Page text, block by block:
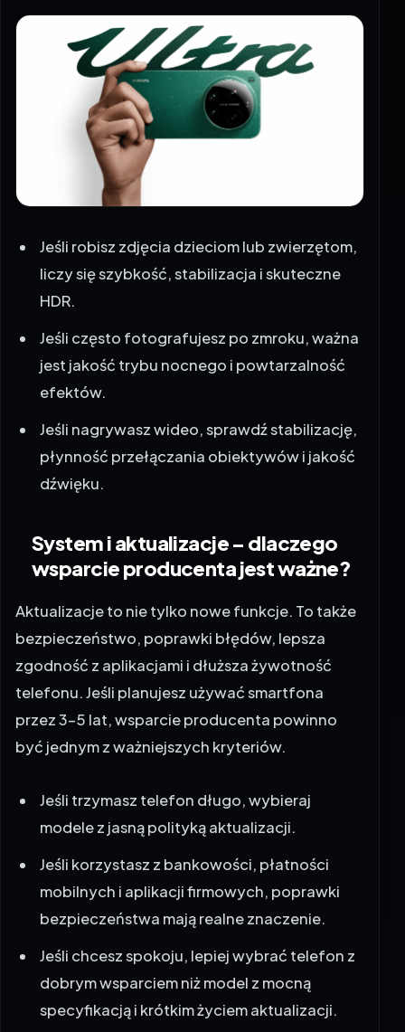
Jeśli robisz zdjęcia dzieciom lub zwierzętom,
liczy się szybkość, stabilizacja i skuteczne
HDR.
Jeśli często fotografujesz po zmroku, ważna
jest jakość trybu nocnego i powtarzalność
efektów.
Jeśli nagrywasz wideo, sprawdź stabilizację,
płynność przełączania obiektywów i jakość
dźwięku.
System i aktualizacje – dlaczego
wsparcie producenta jest ważne?
Aktualizacje to nie tylko nowe funkcje. To także
bezpieczeństwo, poprawki błędów, lepsza
zgodność z aplikacjami i dłuższa żywotność
telefonu. Jeśli planujesz używać smartfona
przez 3–5 lat, wsparcie producenta powinno
być jednym z ważniejszych kryteriów.
Jeśli trzymasz telefon długo, wybieraj
modele z jasną polityką aktualizacji.
Jeśli korzystasz z bankowości, płatności
mobilnych i aplikacji firmowych, poprawki
bezpieczeństwa mają realne znaczenie.
Jeśli chcesz spokoju, lepiej wybrać telefon z
dobrym wsparciem niż model z mocną
specyfikacją i krótkim życiem aktualizacji.